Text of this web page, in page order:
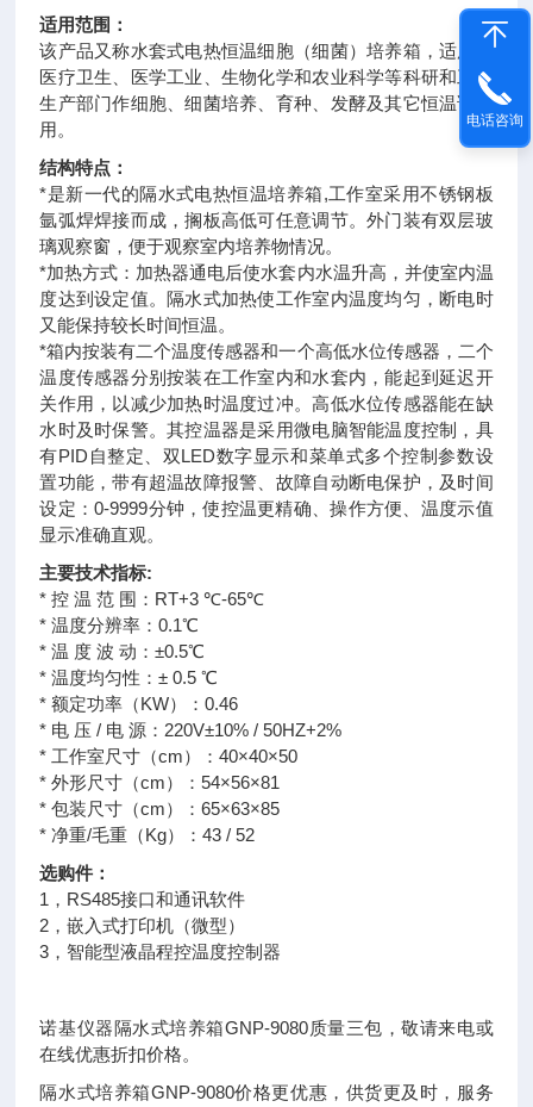
适用范围：
该产品又称水套式电热恒温细胞（细菌）培养箱，适用于
医疗卫生、医学工业、生物化学和农业科学等科研和工业
生产部门作细胞、细菌培养、育种、发酵及其它恒温试验
用。
结构特点：
*是新一代的隔水式电热恒温培养箱,工作室采用不锈钢板
氩弧焊焊接而成，搁板高低可任意调节。外门装有双层玻
璃观察窗，便于观察室内培养物情况。
*加热方式：加热器通电后使水套内水温升高，并使室内温
度达到设定值。隔水式加热使工作室内温度均匀，断电时
又能保持较长时间恒温。
*箱内按装有二个温度传感器和一个高低水位传感器，二个
温度传感器分别按装在工作室内和水套内，能起到延迟开
关作用，以减少加热时温度过冲。高低水位传感器能在缺
水时及时保警。其控温器是采用微电脑智能温度控制，具
有PID自整定、双LED数字显示和菜单式多个控制参数设
置功能，带有超温故障报警、故障自动断电保护，及时间
设定：0-9999分钟，使控温更精确、操作方便、温度示值
显示准确直观。
主要技术指标:
* 控 温 范 围：RT+3 ℃-65℃
* 温度分辨率：0.1℃
* 温 度 波 动：±0.5℃
* 温度均匀性：± 0.5 ℃
* 额定功率（KW）：0.46
* 电 压 / 电 源：220V±10% / 50HZ+2%
* 工作室尺寸（cm）：40×40×50
* 外形尺寸（cm）：54×56×81
* 包装尺寸（cm）：65×63×85
* 净重/毛重（Kg）：43 / 52
选购件：
1，RS485接口和通讯软件
2，嵌入式打印机（微型）
3，智能型液晶程控温度控制器
诺基仪器隔水式培养箱GNP-9080质量三包，敬请来电或
在线优惠折扣价格。
隔水式培养箱GNP-9080价格更优惠，供货更及时，服务
电话咨询